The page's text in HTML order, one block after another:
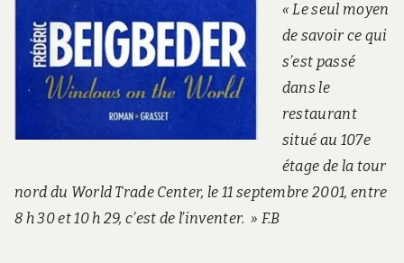
« Le seul moyen
de savoir ce qui
s’est passé
dans le
restaurant
situé au 107e
étage de la tour
nord du World Trade Center, le 11 septembre 2001, entre
8 h 30 et 10 h 29, c’est de l’inventer. » F.B